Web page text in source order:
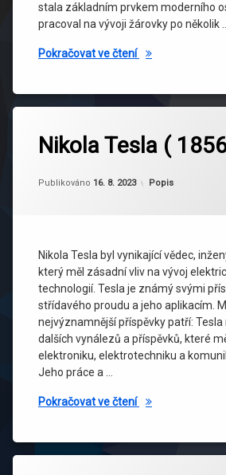
stala základním prvkem moderního
pracoval na vývoji žárovky po několik …
Pokračovat ve čtení Thomas Edison
Nikola Tesla (
Publikováno 16. 8. 2023
Aktualizováno
Od adminweb
Kategorie:
Popis
Nikola Tesla byl vynikající vědec,
který měl zásadní vliv na vývoj
technologií. Tesla je známý svými
střídavého proudu a jeho aplikacím.
nejvýznamnější příspěvky patří: Tesla
dalších vynálezů a příspěvků, které
elektroniku, elektrotechniku a
Jeho práce a …
Pokračovat ve čtení Nikola Tesla (